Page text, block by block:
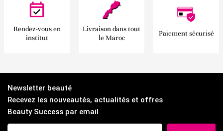
Rendez-vous en
institut
Livraison dans tout
le Maroc
Paiement sécurisé
Newsletter beauté
Recevez les nouveautés, actualités et offres
Beauty Success par email